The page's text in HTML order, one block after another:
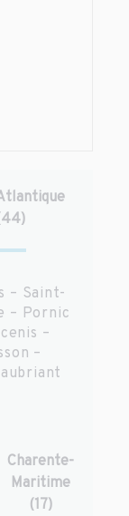
– Saint-
– Pornic
–
–
Charente-
Maritime
(17)